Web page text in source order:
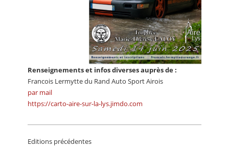
Renseignements et infos diverses auprès de :
Francois Lermytte du Rand Auto Sport Airois
par mail
https://carto-aire-sur-la-lys.jimdo.com
Editions précédentes